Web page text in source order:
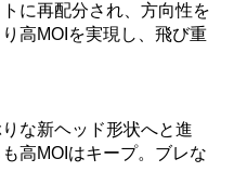
に再配分され、方向性を
高MOIを実現し、飛び重
な新ヘッド形状へと進
高MOIはキープ。ブレな